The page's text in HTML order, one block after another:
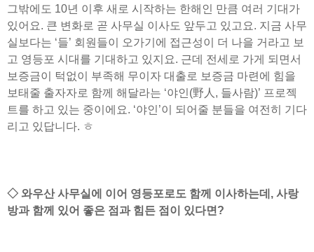
그밖에도 10년 이후 새로 시작하는 한해인 만큼 여러 기대가
있어요. 큰 변화로 곧 사무실 이사도 앞두고 있고요. 지금 사무
실보다는 ‘들’ 회원들이 오가기에 접근성이 더 나을 거라고 보
고 영등포 시대를 기대하고 있지요. 근데 전세로 가게 되면서
보증금이 턱없이 부족해 무이자 대출로 보증금 마련에 힘을
보태줄 출자자로 함께 해달라는 ‘야인(野人, 들사람)’ 프로젝
트를 하고 있는 중이에요. ‘야인’이 되어줄 분들을 여전히 기다
리고 있답니다. ㅎ
◇ 와우산 사무실에 이어 영등포로도 함께 이사하는데, 사랑
방과 함께 있어 좋은 점과 힘든 점이 있다면?